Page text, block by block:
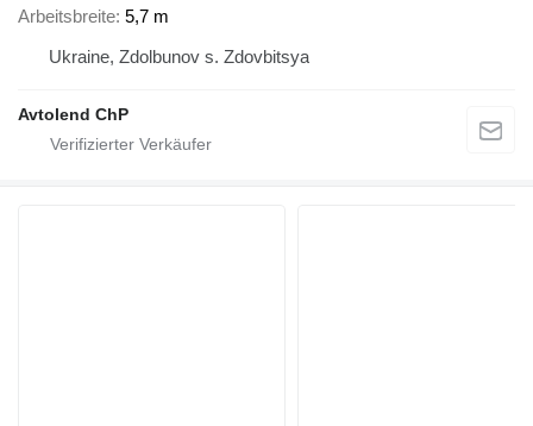
Arbeitsbreite 5,7 m
Ukraine, Zdolbunov s. Zdovbitsya
Avtolend ChP